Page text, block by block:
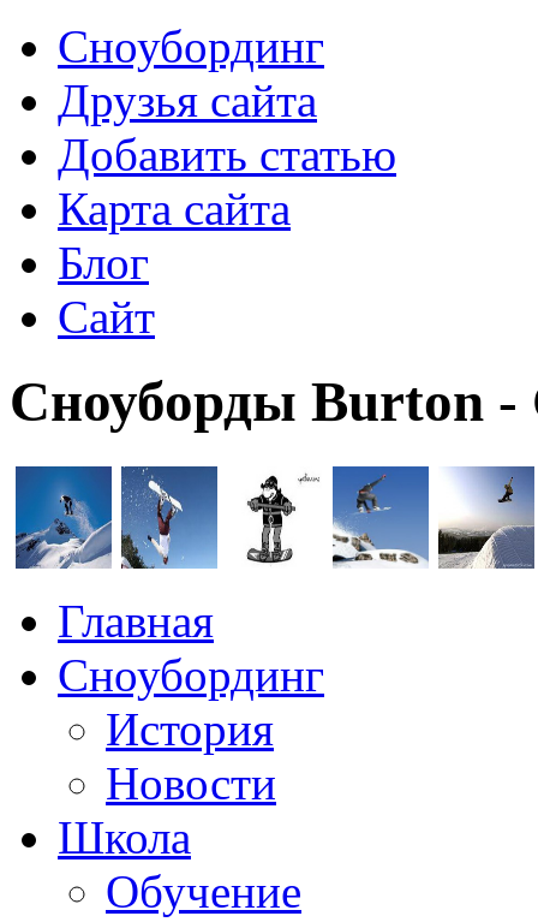
Сноубординг
Друзья сайта
Добавить статью
Карта сайта
Блог
Сайт
Сноуборды Burton -
Главная
Сноубординг
История
Новости
Школа
Обучение